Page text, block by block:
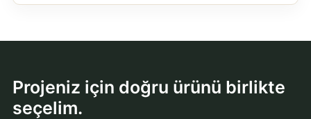
Projeniz için doğru ürünü birlikte
seçelim.